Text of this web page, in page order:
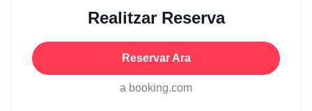
Realitzar Reserva
Reservar Ara
a booking.com